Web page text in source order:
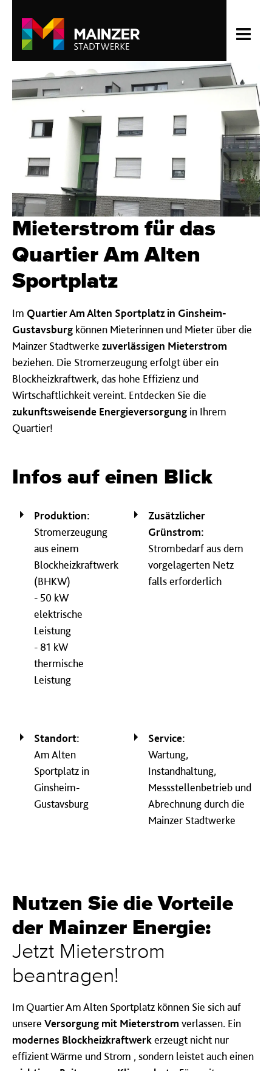
Mieterstrom für das
Quartier Am Alten
Sportplatz
Im Quartier Am Alten Sportplatz in Ginsheim-
Gustavsburg können Mieterinnen und Mieter über die
Mainzer Stadtwerke zuverlässigen Mieterstrom
beziehen. Die Stromerzeugung erfolgt über ein
Blockheizkraftwerk, das hohe Effizienz und
Wirtschaftlichkeit vereint. Entdecken Sie die
zukunftsweisende Energieversorgung in Ihrem
Quartier!
Infos auf einen Blick
Produktion:
Stromerzeugung
aus einem
Blockheizkraftwerk
(BHKW)
- 50 kW
elektrische
Leistung
- 81 kW
thermische
Leistung
Zusätzlicher
Grünstrom:
Strombedarf aus dem
vorgelagerten Netz
falls erforderlich
Standort:
Am Alten
Sportplatz in
Ginsheim-
Gustavsburg
Service:
Wartung,
Instandhaltung,
Messstellenbetrieb und
Abrechnung durch die
Mainzer Stadtwerke
Nutzen Sie die Vorteile
der Mainzer Energie:
Jetzt Mieterstrom
beantragen!
Im Quartier Am Alten Sportplatz können Sie sich auf
unsere Versorgung mit Mieterstrom verlassen. Ein
modernes Blockheizkraftwerkerzeugt nicht nur
effizient Wärme und Strom , sondern leistet auch einen